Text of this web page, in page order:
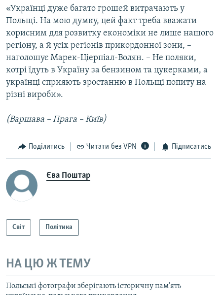
«Українці дуже багато грошей витрачають у
Польщі. На мою думку, цей факт треба вважати
корисним для розвитку економіки не лише нашого
регіону, а й усіх регіонів прикордонної зони, –
наголошує Марек-Ціерпіал-Волян. – Не поляки,
котрі їдуть в Україну за бензином та цукерками, а
українці сприяють зростанню в Польщі попиту на
різні вироби».
(Варшава – Прага – Київ)
Поділитись Читати без VPN Підписатись
Єва Поштар
Світ Політика
НА ЦЮ Ж ТЕМУ
Польські фотографи зберігають історичну пам’ять